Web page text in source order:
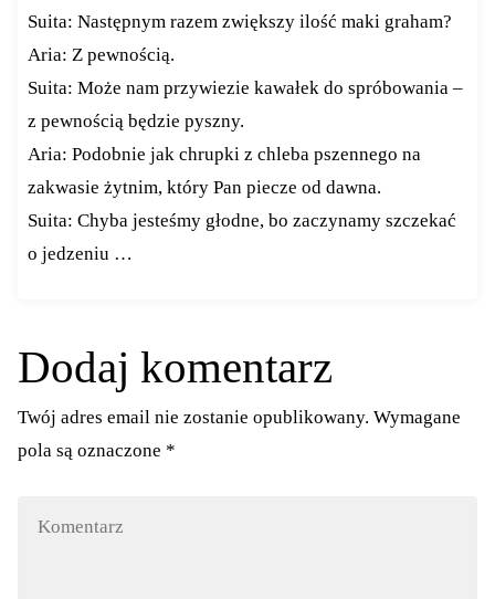
Suita: Następnym razem zwiększy ilość maki graham?
Aria: Z pewnością.
Suita: Może nam przywiezie kawałek do spróbowania –
z pewnością będzie pyszny.
Aria: Podobnie jak chrupki z chleba pszennego na
zakwasie żytnim, który Pan piecze od dawna.
Suita: Chyba jesteśmy głodne, bo zaczynamy szczekać
o jedzeniu …
Dodaj komentarz
Twój adres email nie zostanie opublikowany. Wymagane
pola są oznaczone *